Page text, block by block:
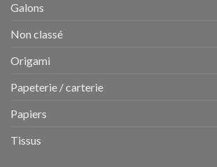
Galons
Non classé
Origami
Papeterie / carterie
Papiers
Tissus